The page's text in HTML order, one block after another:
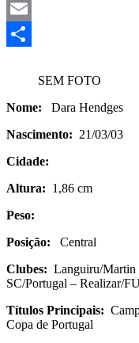
Mastodon
Email
SEM FOTO
Nome: Dara Hendges
Nascimento: 21/03/03
Cidade:
Altura: 1,86 cm
Peso:
Posição: Central
Clubes: Languiru/Martin
SC/Portugal – Realizar/
Títulos Principais:
Copa de Portugal